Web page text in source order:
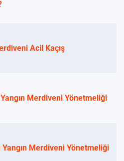
Acil Kaçış
Merdiveni Yönetmeliği
Merdiveni Yönetmeliği